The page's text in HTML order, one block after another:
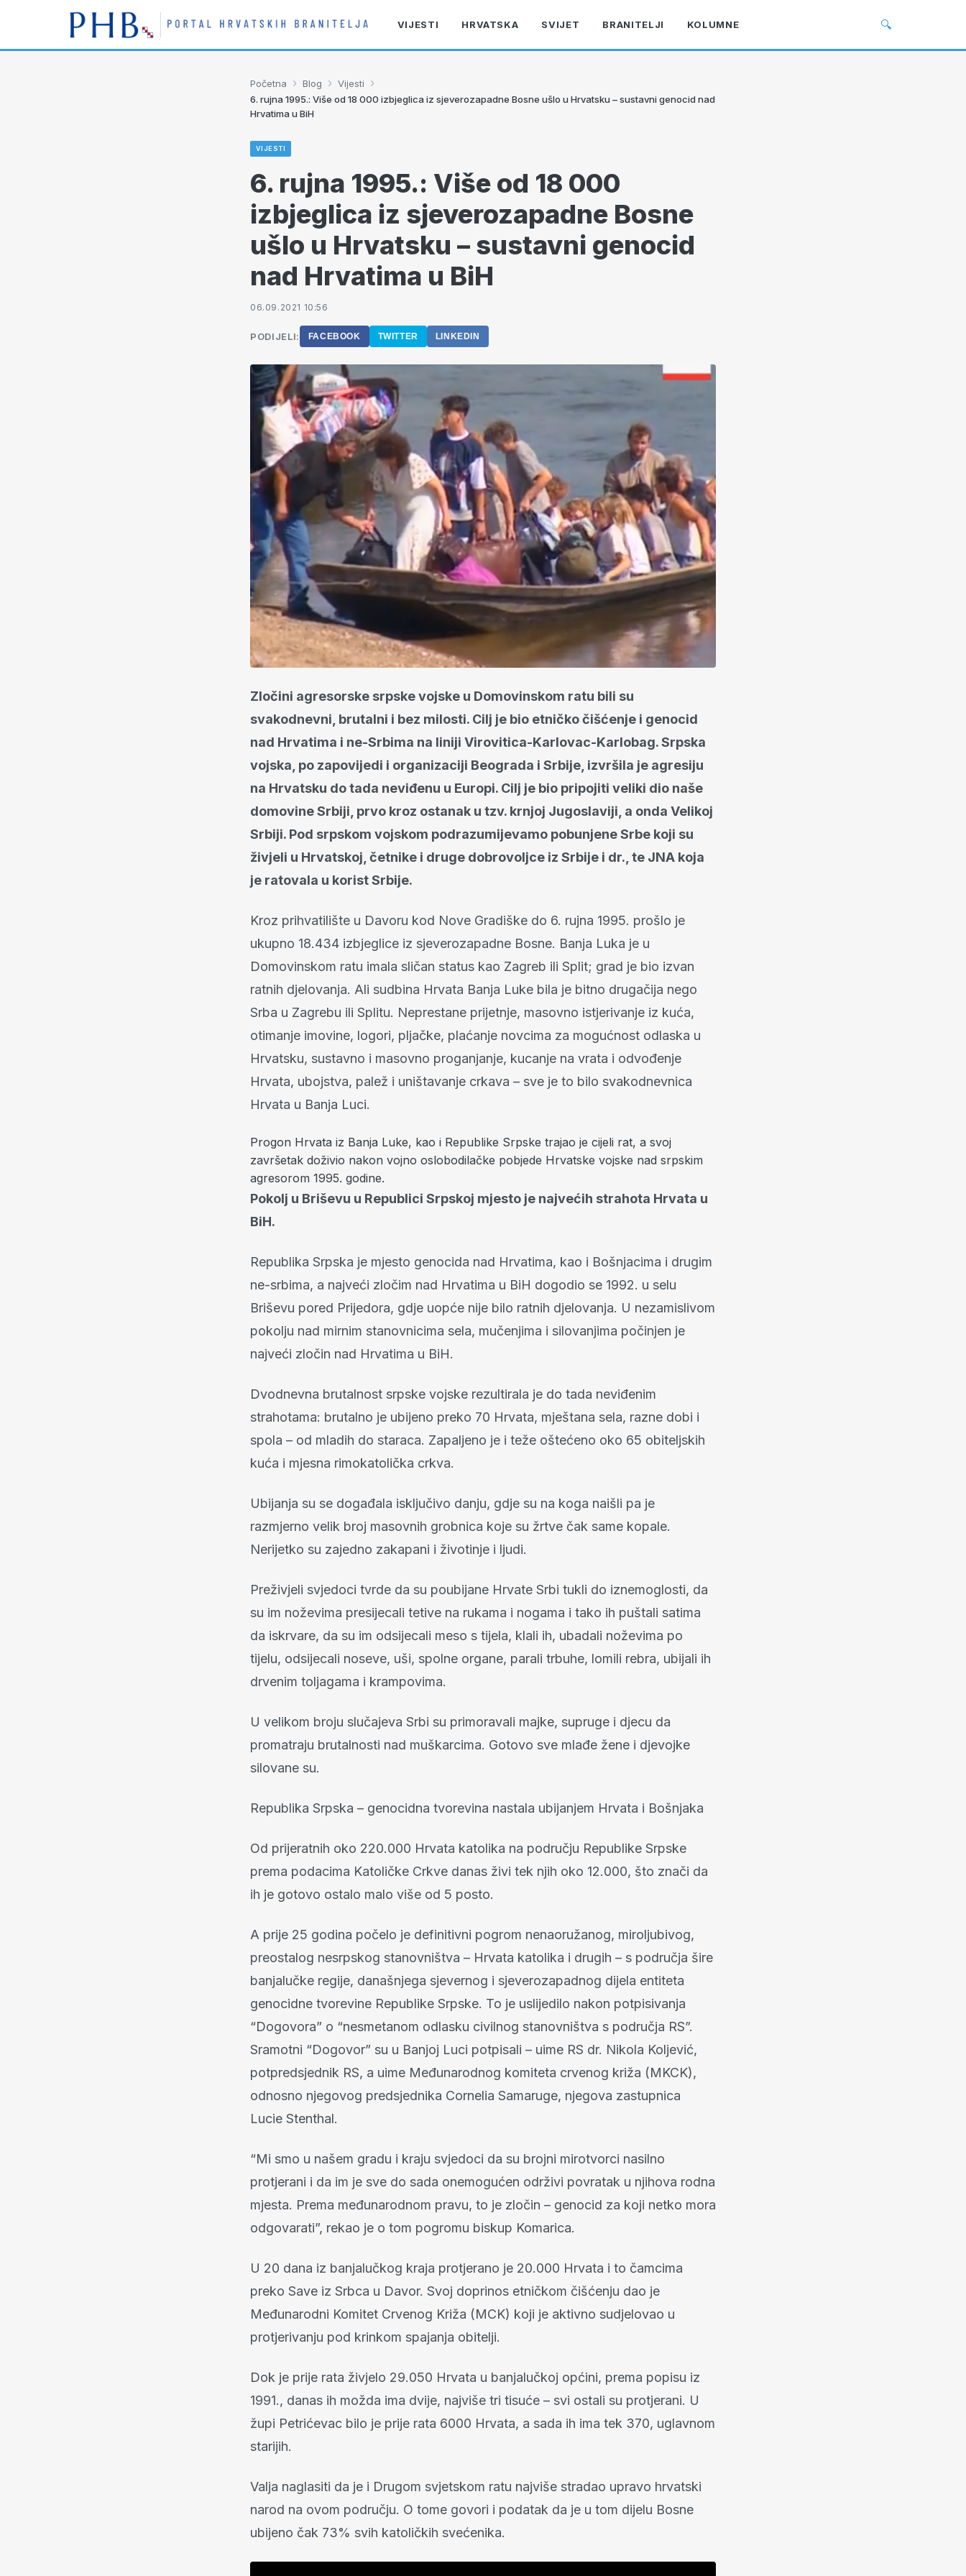
VIJESTI HRVATSKA SVIJET BRANITELJI KOLUMNE 🔍
Početna › Blog › Vijesti ›
6. rujna 1995.: Više od 18 000 izbjeglica iz sjeverozapadne Bosne ušlo u Hrvatsku – sustavni genocid nad
Hrvatima u BiH
VIJESTI
6. rujna 1995.: Više od 18 000
izbjeglica iz sjeverozapadne Bosne
ušlo u Hrvatsku – sustavni genocid
nad Hrvatima u BiH
06.09.2021 10:56
PODIJELI: FACEBOOK TWITTER LINKEDIN
Zločini agresorske srpske vojske u Domovinskom ratu bili su
svakodnevni, brutalni i bez milosti. Cilj je bio etničko čišćenje i genocid
nad Hrvatima i ne-Srbima na liniji Virovitica-Karlovac-Karlobag. Srpska
vojska, po zapovijedi i organizaciji Beograda i Srbije, izvršila je agresiju
na Hrvatsku do tada neviđenu u Europi. Cilj je bio pripojiti veliki dio naše
domovine Srbiji, prvo kroz ostanak u tzv. krnjoj Jugoslaviji, a onda Velikoj
Srbiji. Pod srpskom vojskom podrazumijevamo pobunjene Srbe koji su
živjeli u Hrvatskoj, četnike i druge dobrovoljce iz Srbije i dr., te JNA koja
je ratovala u korist Srbije.
Kroz prihvatilište u Davoru kod Nove Gradiške do 6. rujna 1995. prošlo je
ukupno 18.434 izbjeglice iz sjeverozapadne Bosne. Banja Luka je u
Domovinskom ratu imala sličan status kao Zagreb ili Split; grad je bio izvan
ratnih djelovanja. Ali sudbina Hrvata Banja Luke bila je bitno drugačija nego
Srba u Zagrebu ili Splitu. Neprestane prijetnje, masovno istjerivanje iz kuća,
otimanje imovine, logori, pljačke, plaćanje novcima za mogućnost odlaska u
Hrvatsku, sustavno i masovno proganjanje, kucanje na vrata i odvođenje
Hrvata, ubojstva, palež i uništavanje crkava – sve je to bilo svakodnevnica
Hrvata u Banja Luci.
Progon Hrvata iz Banja Luke, kao i Republike Srpske trajao je cijeli rat, a svoj
završetak doživio nakon vojno oslobodilačke pobjede Hrvatske vojske nad srpskim
agresorom 1995. godine.
Pokolj u Briševu u Republici Srpskoj mjesto je najvećih strahota Hrvata u
BiH.
Republika Srpska je mjesto genocida nad Hrvatima, kao i Bošnjacima i drugim
ne-srbima, a najveći zločim nad Hrvatima u BiH dogodio se 1992. u selu
Briševu pored Prijedora, gdje uopće nije bilo ratnih djelovanja. U nezamislivom
pokolju nad mirnim stanovnicima sela, mučenjima i silovanjima počinjen je
najveći zločin nad Hrvatima u BiH.
Dvodnevna brutalnost srpske vojske rezultirala je do tada neviđenim
strahotama: brutalno je ubijeno preko 70 Hrvata, mještana sela, razne dobi i
spola – od mladih do staraca. Zapaljeno je i teže oštećeno oko 65 obiteljskih
kuća i mjesna rimokatolička crkva.
Ubijanja su se događala isključivo danju, gdje su na koga naišli pa je
razmjerno velik broj masovnih grobnica koje su žrtve čak same kopale.
Nerijetko su zajedno zakapani i životinje i ljudi.
Preživjeli svjedoci tvrde da su poubijane Hrvate Srbi tukli do iznemoglosti, da
su im noževima presijecali tetive na rukama i nogama i tako ih puštali satima
da iskrvare, da su im odsijecali meso s tijela, klali ih, ubadali noževima po
tijelu, odsijecali noseve, uši, spolne organe, parali trbuhe, lomili rebra, ubijali ih
drvenim toljagama i krampovima.
U velikom broju slučajeva Srbi su primoravali majke, supruge i djecu da
promatraju brutalnosti nad muškarcima. Gotovo sve mlađe žene i djevojke
silovane su.
Republika Srpska – genocidna tvorevina nastala ubijanjem Hrvata i Bošnjaka
Od prijeratnih oko 220.000 Hrvata katolika na području Republike Srpske
prema podacima Katoličke Crkve danas živi tek njih oko 12.000, što znači da
ih je gotovo ostalo malo više od 5 posto.
A prije 25 godina počelo je definitivni pogrom nenaoružanog, miroljubivog,
preostalog nesrpskog stanovništva – Hrvata katolika i drugih – s područja šire
banjalučke regije, današnjega sjevernog i sjeverozapadnog dijela entiteta
genocidne tvorevine Republike Srpske. To je uslijedilo nakon potpisivanja
“Dogovora” o “nesmetanom odlasku civilnog stanovništva s područja RS”.
Sramotni “Dogovor” su u Banjoj Luci potpisali – uime RS dr. Nikola Koljević,
potpredsjednik RS, a uime Međunarodnog komiteta crvenog križa (MKCK),
odnosno njegovog predsjednika Cornelia Samaruge, njegova zastupnica
Lucie Stenthal.
“Mi smo u našem gradu i kraju svjedoci da su brojni mirotvorci nasilno
protjerani i da im je sve do sada onemogućen održivi povratak u njihova rodna
mjesta. Prema međunarodnom pravu, to je zločin – genocid za koji netko mora
odgovarati”, rekao je o tom pogromu biskup Komarica.
U 20 dana iz banjalučkog kraja protjerano je 20.000 Hrvata i to čamcima
preko Save iz Srbca u Davor. Svoj doprinos etničkom čišćenju dao je
Međunarodni Komitet Crvenog Križa (MCK) koji je aktivno sudjelovao u
protjerivanju pod krinkom spajanja obitelji.
Dok je prije rata živjelo 29.050 Hrvata u banjalučkoj općini, prema popisu iz
1991., danas ih možda ima dvije, najviše tri tisuće – svi ostali su protjerani. U
župi Petrićevac bilo je prije rata 6000 Hrvata, a sada ih ima tek 370, uglavnom
starijih.
Valja naglasiti da je i Drugom svjetskom ratu najviše stradao upravo hrvatski
narod na ovom području. O tome govori i podatak da je u tom dijelu Bosne
ubijeno čak 73% svih katoličkih svećenika.